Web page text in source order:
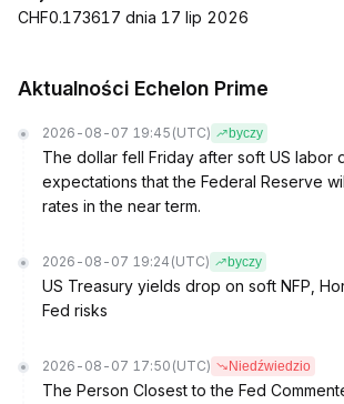
CHF0.173617 dnia 17 lip 2026
Aktualności Echelon Prime
2026-08-07 19:45 (UTC) byczy
The dollar fell Friday after soft US labor
expectations that the Federal Reserve
rates in the near term.
2026-08-07 19:24 (UTC) byczy
US Treasury yields drop on soft NFP,
Fed risks
2026-08-07 17:50 (UTC) Niedźwiedzio
The Person Closest to the Fed